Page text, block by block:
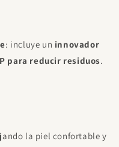
: incluye un innovador
para reducir residuos.
la piel confortable y